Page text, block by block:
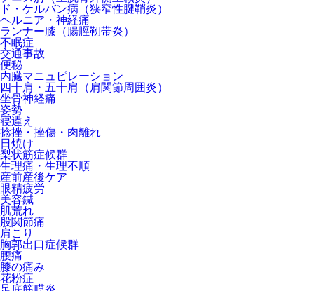
ド・ケルバン病（狭窄性腱鞘炎）
ヘルニア・神経痛
ランナー膝（腸脛靭帯炎）
不眠症
交通事故
便秘
内臓マニュピレーション
四十肩・五十肩（肩関節周囲炎）
坐骨神経痛
姿勢
寝違え
捻挫・挫傷・肉離れ
日焼け
梨状筋症候群
生理痛・生理不順
産前産後ケア
眼精疲労
美容鍼
肌荒れ
股関節痛
肩こり
胸郭出口症候群
腰痛
膝の痛み
花粉症